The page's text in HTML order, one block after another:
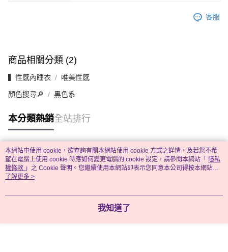
客服
商品相關分類 (2)
▍性感內睡衣 唯美性感
顏色搜尋🔎 黑色系
本分類熱銷全站排行
熱門標籤
本網站中使用 cookie，欲查詢有關本網站使用 cookie 方式之詳情，及若您不希
望在電腦上使用 cookie 時應如何變更電腦的 cookie 設定，請參閱本網站「 隱私
權條款 」之 Cookie 聲明。您繼續使用本網站即表示您同意本公司得按本網站使
用條款之 Cookie 聲明使用 cookie。
了解更多 >
我知道了